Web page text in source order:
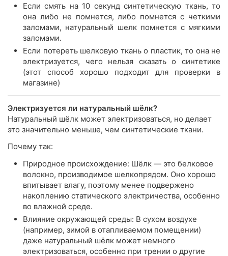
Если смять на 10 секунд синтетическую ткань, то
она либо не помнется, либо помнется с четкими
заломами, натуральный шелк помнется с мягкими
заломами.
Если потереть шелковую ткань о пластик, то она не
электризуется, чего нельзя сказать о синтетике
(этот способ хорошо подходит для проверки в
магазине)
Электризуется ли натуральный шёлк?
Натуральный шёлк может электризоваться, но делает
это значительно меньше, чем синтетические ткани.
Почему так:
Природное происхождение: Шёлк — это белковое
волокно, производимое шелкопрядом. Оно хорошо
впитывает влагу, поэтому менее подвержено
накоплению статического электричества, особенно
во влажной среде.
Влияние окружающей среды: В сухом воздухе
(например, зимой в отапливаемом помещении)
даже натуральный шёлк может немного
электризоваться, особенно при трении о другие